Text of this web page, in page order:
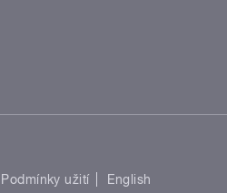
Podmínky užití English